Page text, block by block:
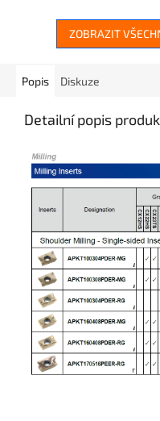
ZOBRAZIT
Popis Diskuze
Detailní popis